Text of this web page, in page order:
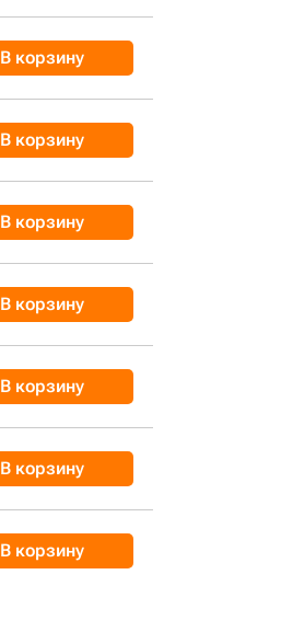
В корзину
В корзину
В корзину
В корзину
В корзину
В корзину
В корзину